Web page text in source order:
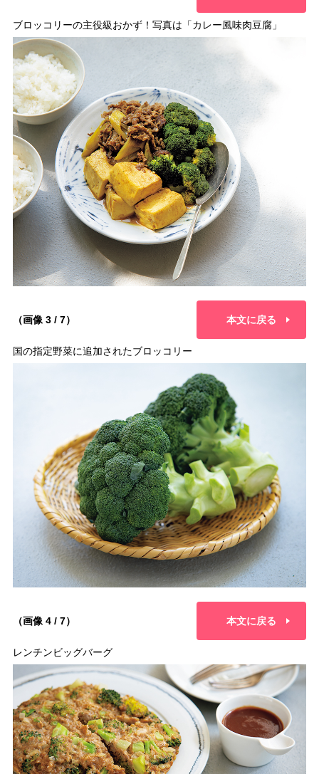
ブロッコリーの主役級おかず！写真は「カレー風味肉豆腐」
（画像 3 / 7） 本文に戻る
国の指定野菜に追加されたブロッコリー
（画像 4 / 7） 本文に戻る
レンチンビッグバーグ